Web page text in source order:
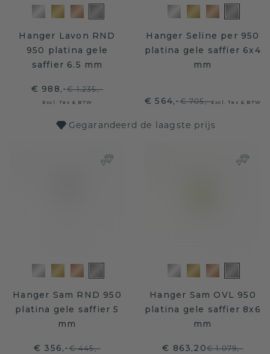
Hanger Lavon RND
950 platina gele
saffier 6.5 mm
€ 988,-€ 1.235,-
Excl. Tax & BTW
Hanger Seline per 950
platina gele saffier 6x4
mm
€ 564,-€ 705,-Excl. Tax & BTW
Gegarandeerd de laagste prijs
Hanger Sam RND 950
platina gele saffier 5
mm
€ 356,-€ 445,-
Hanger Sam OVL 950
platina gele saffier 8x6
mm
€ 863,20€ 1.079,-